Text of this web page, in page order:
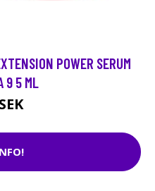
POWER SERUM
9 5 ML